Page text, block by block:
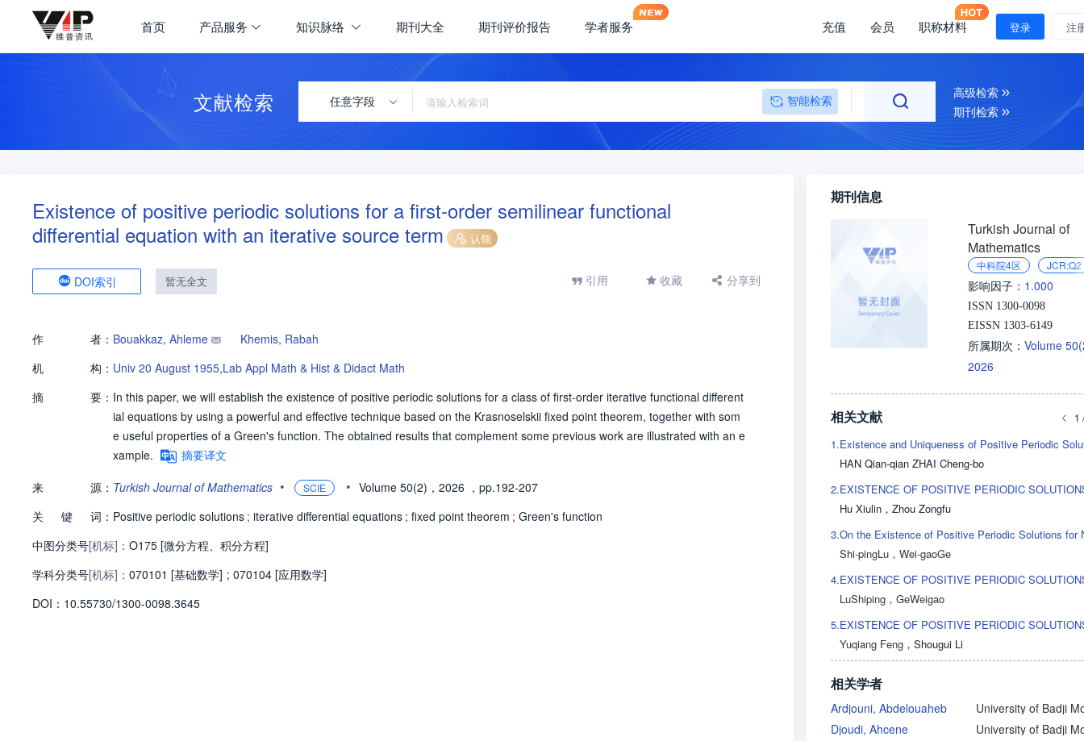
首页 产品服务 知识脉络 期刊大全 期刊评价报告 学者服务 充值 会员 职称材料 登录 注
文献检索 任意字段 智能检索
高级检索
期刊检索
Existence of positive periodic solutions for a first-order semilinear functional
differential equation with an iterative source term
认领
DOI索引 暂无全文 引用 收藏 分享到
作 者： Bouakkaz, Ahleme
Khemis, Rabah
机
构： Univ 20 August 1955,Lab Appl Math & Hist & Didact Math
摘
要： In this paper, we will establish the existence of positive periodic solutions for a class of first-order iterative functional different
ial equations by using a powerful and effective technique based on the Krasnoselskii fixed point theorem, together with som
e useful properties of a Green's function. The obtained results that complement some previous work are illustrated with an e
xample.
摘要译文
来
源： Turkish Journal of Mathematics • SCIE • Volume 50(2)，2026 ，pp.192-207
关
键 词： Positive periodic solutions ; iterative differential equations ; fixed point theorem ; Green's function
中图分类号[机标]： O175 [微分方程、积分方程]
学科分类号[机标]： 070101 [基础数学] ; 070104 [应用数学]
DOI： 10.55730/1300-0098.3645
期刊信息
Turkish Journal of
Mathematics
中科院4区 JCR:Q2
影响因子： 1.000
ISSN 1300-0098
EISSN 1303-6149
所属期次： Volume
2026
相关文献 1
1.
HAN Qian-qian ZHAI Cheng-bo
2.
Hu Xiulin ， Zhou Zongfu
3.
Shi-pingLu ， Wei-gaoGe
4.
LuShiping ， GeWeigao
5.
Yuqiang Feng ， Shougui Li
相关学者
Ardjouni, Abdelouaheb
Djoudi, Ahcene